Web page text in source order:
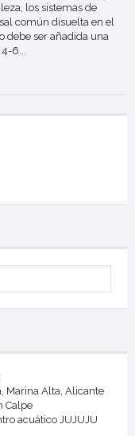
los sistemas de
común disuelta en el
debe ser añadida una
6...
Marina Alta, Alicante
Calpe
acuático JUJUJU